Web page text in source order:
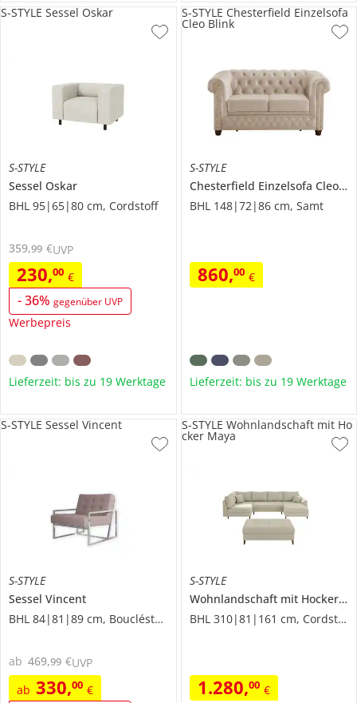
S-STYLE
Sessel Oskar
BHL 95|65|80 cm, Cordstoff
230,00 €
-36% gegenüber UVP
Werbepreis
359,99 €UVP
S-STYLE Sessel Oskar
Lieferzeit: bis zu 19 Werktage
S-STYLE
Chesterfield Einzelsofa Cleo Blink
BHL 148|72|86 cm, Samt
860,00 €
S-STYLE Chesterfield Einzelsofa
Cleo Blink
Lieferzeit: bis zu 19 Werktage
S-STYLE
Sessel Vincent
BHL 84|81|89 cm, Boucléstoff
ab 330,00 €
ab 469,99 €UVP
S-STYLE Sessel Vincent
S-STYLE
Wohnlandschaft mit Hocker
BHL 310|81|161 cm, Cordstoff
1.280,00 €
S-STYLE Wohnlandschaft mit Ho
cker Maya